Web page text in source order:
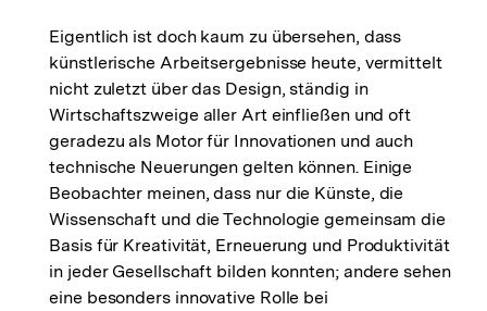
Eigentlich ist doch kaum zu übersehen, dass
künstlerische Arbeitsergebnisse heute, vermittelt
nicht zuletzt über das Design, ständig in
Wirtschaftszweige aller Art einfließen und oft
geradezu als Motor für Innovationen und auch
technische Neuerungen gelten können. Einige
Beobachter meinen, dass nur die Künste, die
Wissenschaft und die Technologie gemeinsam die
Basis für Kreativität, Erneuerung und Produktivität
in jeder Gesellschaft bilden konnten; andere sehen
eine besonders innovative Rolle bei